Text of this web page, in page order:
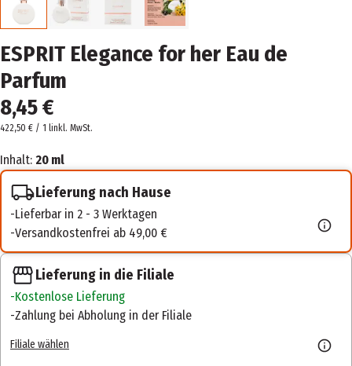
ESPRIT Elegance for her Eau de
Parfum
8,45 €
422,50 € / 1 linkl. MwSt.
Inhalt: 20 ml
Lieferung nach Hause
Lieferbar in 2 - 3 Werktagen
Versandkostenfrei ab 49,00 €
Lieferung in die Filiale
Kostenlose Lieferung
Zahlung bei Abholung in der Filiale
Filiale wählen